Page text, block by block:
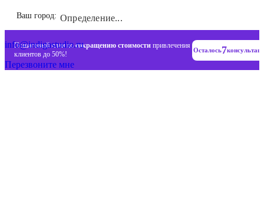
Ваш город: Определение...
Пошаговый план посокращению стоимости привлечения
клиентов до 50%!
Осталось7
+7 (993) 477-18-57
info@indigastudio.ru
Перезвоните мне